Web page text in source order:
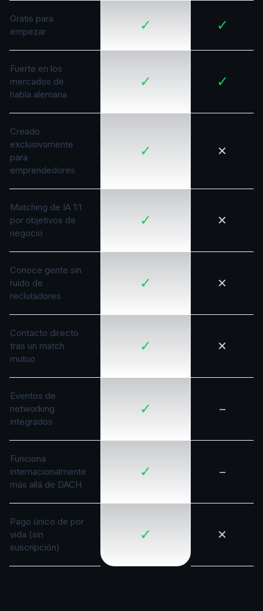
Gratis para
empezar
✓ ✓
Fuerte en los
mercados de
habla alemana
✓ ✓
Creado
exclusivamente
para
emprendedores
✓ ✕
Matching de IA 1:1
por objetivos de
negocio
✓ ✕
Conoce gente sin
ruido de
reclutadores
✓ ✕
Contacto directo
tras un match
mutuo
✓ ✕
Eventos de
networking
integrados
✓ –
Funciona
internacionalmente
más allá de DACH
✓ –
Pago único de por
vida (sin
suscripción)
✓ ✕